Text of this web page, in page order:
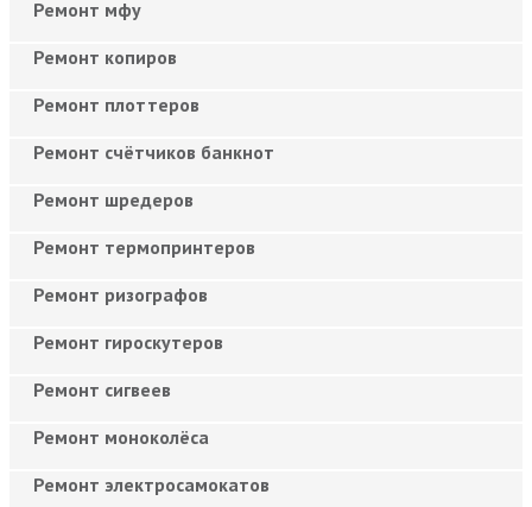
Ремонт мфу
Ремонт копиров
Ремонт плоттеров
Ремонт счётчиков банкнот
Ремонт шредеров
Ремонт термопринтеров
Ремонт ризографов
Ремонт гироскутеров
Ремонт сигвеев
Ремонт моноколёса
Ремонт электросамокатов